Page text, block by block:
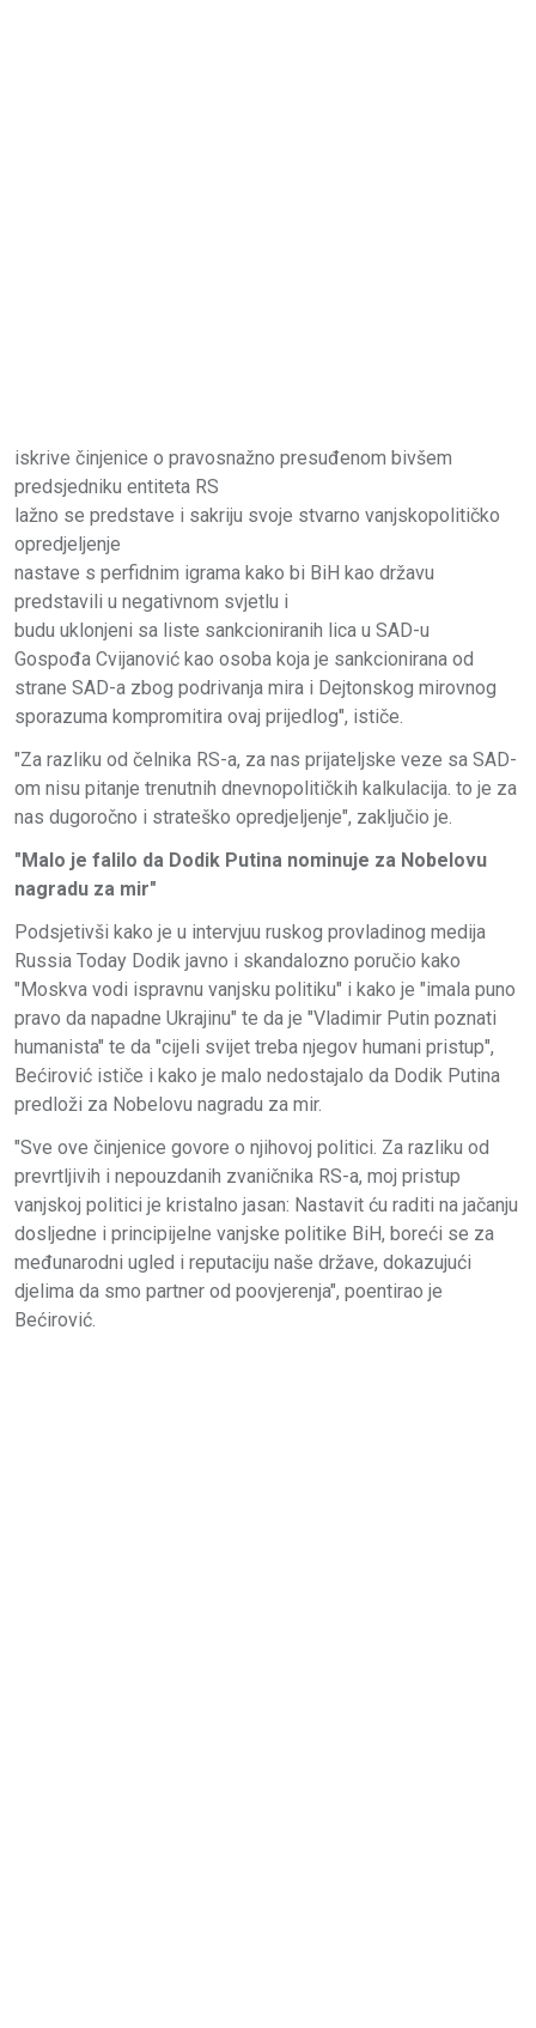
iskrive činjenice o pravosnažno presuđenom bivšem
predsjedniku entiteta RS
lažno se predstave i sakriju svoje stvarno vanjskopolitičko
opredjeljenje
nastave s perfidnim igrama kako bi BiH kao državu
predstavili u negativnom svjetlu i
budu uklonjeni sa liste sankcioniranih lica u SAD-u
Gospođa Cvijanović kao osoba koja je sankcionirana od
strane SAD-a zbog podrivanja mira i Dejtonskog mirovnog
sporazuma kompromitira ovaj prijedlog", ističe.
"Za razliku od čelnika RS-a, za nas prijateljske veze sa SAD-
om nisu pitanje trenutnih dnevnopolitičkih kalkulacija. to je za
nas dugoročno i strateško opredjeljenje", zaključio je.
"Malo je falilo da Dodik Putina nominuje za Nobelovu
nagradu za mir"
Podsjetivši kako je u intervjuu ruskog provladinog medija
Russia Today Dodik javno i skandalozno poručio kako
"Moskva vodi ispravnu vanjsku politiku" i kako je "imala puno
pravo da napadne Ukrajinu" te da je "Vladimir Putin poznati
humanista" te da "cijeli svijet treba njegov humani pristup",
Bećirović ističe i kako je malo nedostajalo da Dodik Putina
predloži za Nobelovu nagradu za mir.
"Sve ove činjenice govore o njihovoj politici. Za razliku od
prevrtljivih i nepouzdanih zvaničnika RS-a, moj pristup
vanjskoj politici je kristalno jasan: Nastavit ću raditi na jačanju
dosljedne i principijelne vanjske politike BiH, boreći se za
međunarodni ugled i reputaciju naše države, dokazujući
djelima da smo partner od poovjerenja", poentirao je
Bećirović.